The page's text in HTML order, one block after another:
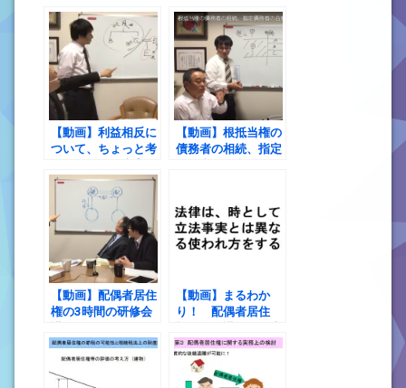
【動画】利益相反に
ついて、ちょっと考
ぶつかりました。
【動画】根抵当権の
債務者の相続、指定
【動画】配偶者居住
権の3時間の研修会
【動画】まるわか
り！ 配偶者居住
居住権の概要